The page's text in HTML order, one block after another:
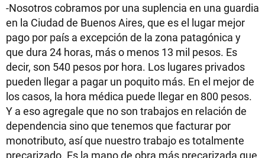
-Nosotros cobramos por una suplencia en una guardia
en la Ciudad de Buenos Aires, que es el lugar mejor
pago por país a excepción de la zona patagónica y
que dura 24 horas, más o menos 13 mil pesos. Es
decir, son 540 pesos por hora. Los lugares privados
pueden llegar a pagar un poquito más. En el mejor de
los casos, la hora médica puede llegar en 800 pesos.
Y a eso agregale que no son trabajos en relación de
dependencia sino que tenemos que facturar por
monotributo, así que nuestro trabajo es totalmente
precarizado. Es la mano de obra más precarizada que